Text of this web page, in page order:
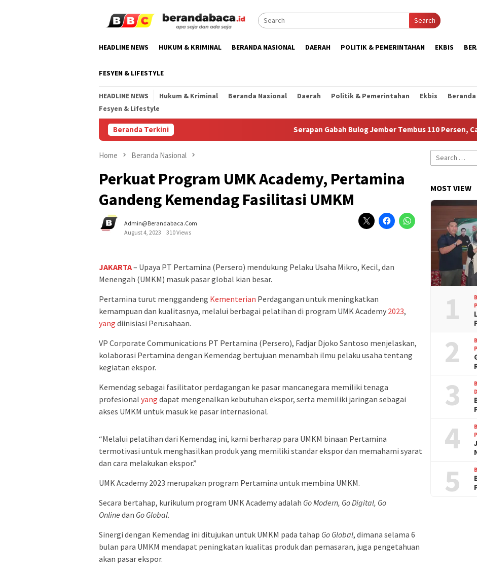
Search
HEADLINE NEWS HUKUM & KRIMINAL BERANDA NASIONAL DAERAH POLITIK & PEMERINTAHAN EKBIS
FESYEN & LIFESTYLE
HEADLINE NEWS Hukum & Kriminal Beranda Nasional Daerah Politik & Pemerintahan Ekbis
Fesyen & Lifestyle
Beranda Terkini Serapan Gabah Bulog Jember Tembus 110 Persen, Capai
Home Beranda Nasional
Perkuat Program UMK Academy, Pertamina
Gandeng Kemendag Fasilitasi UMKM
Admin@berandabaca.com
August 4, 2023
310 Views
JAKARTA– Upaya PT Pertamina (Persero) mendukung Pelaku Usaha Mikro, Kecil, dan
Menengah (UMKM) masuk pasar global kian besar.
Pertamina turut menggandeng Kementerian Perdagangan untuk meningkatkan
kemampuan dan kualitasnya, melalui berbagai pelatihan di program UMK Academy 2023,
yang diinisiasi Perusahaan.
VP Corporate Communications PT Pertamina (Persero), Fadjar Djoko Santoso menjelaskan,
kolaborasi Pertamina dengan Kemendag bertujuan menambah ilmu pelaku usaha tentang
kegiatan ekspor.
Kemendag sebagai fasilitator perdagangan ke pasar mancanegara memiliki tenaga
profesional yang dapat mengenalkan kebutuhan ekspor, serta memiliki jaringan sebagai
akses UMKM untuk masuk ke pasar internasional.
“Melalui pelatihan dari Kemendag ini, kami berharap para UMKM binaan Pertamina
termotivasi untuk menghasilkan produkyang memiliki standar ekspor dan memahami syarat
dan cara melakukan ekspor.”
UMK Academy 2023 merupakan program Pertamina untuk membina UMKM.
Secara bertahap, kurikulum program UMK Academy adalah Go Modern, Go Digital, Go
Online dan Go Global.
Sinergi dengan Kemendag ini ditujukan untuk UMKM pada tahap Go Global, dimana selama 6
bulan para UMKM mendapat peningkatan kualitas produk dan pemasaran, juga pengetahuan
akan pasar ekspor.
Search
for:
MOST VIEW
1
2
3
4
5